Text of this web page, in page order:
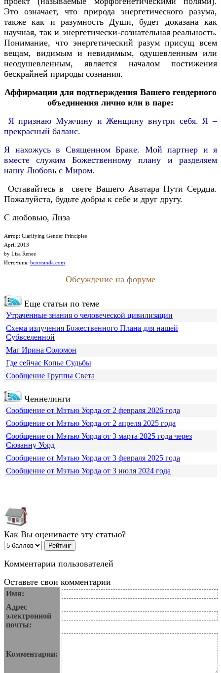
Это означает, что природа энергетического разума,
также как и разумность Души, будет доказана как
научная, так и энергетически-сознательная реальность.
Понимание, что энергетический разум присущ всем
вещам, видимым и невидимым, одушевленным или
неодушевленным, является началом постижения
бескрайней природы сознания.
Аффирмации для подтверждения Вашего гендерного
объединения лично или в паре:
Я признаю Мужчину и Женщину внутри себя. Я –
прекрасный баланс.
Я нахожусь в Священном Браке. Мой партнер и я
вместе служим Божественному плану и разделяем
нашу Любовь с Миром.
Оставайтесь в свете Вашего Аватара Пути Сердца.
Пожалуйста, будьте добры к себе и друг другу.
С любовью, Лиза
Автор: Clarifying Gender Principles
April 2013
by Lisa Renee
Источник: bcoreanda.com
Обсуждение на форуме
Еще статьи по теме
Утраченные знания о человеческой цивилизации
Схема излучения Божественного Плана для нашей
Субвселенной
Маг Ирина Соломон
Где сейчас Копье Судьбы
Сообщение Группы Света
Ченнелинги
Сообщение от Мэтью Уорда от 2 февраля 2026 года
Сообщение от Мэтью Уорда от 2 апреля 2025 года
Сообщение от Мэтью Уорда от 3 марта 2025 года через
Сюзанну Уорд
Сообщение от Мэтью Уорда от 3 февраля 2025 года
Сообщение от Мэтью Уорда от 3 июля 2024 года
Как Вы оцениваете эту статью?
Комментарии пользователей
Оставьте свои комментарии
Имя:
Адрес
электронной
почты:
Комментарии: